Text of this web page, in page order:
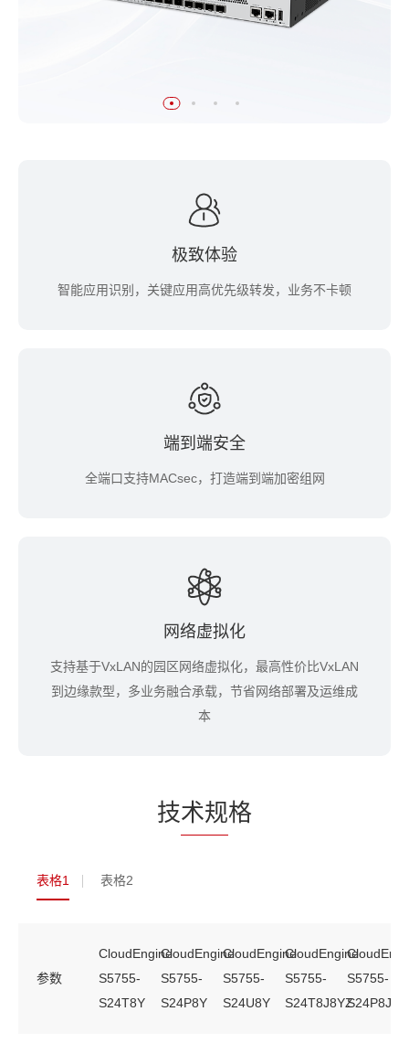
极致体验
智能应用识别，关键应用高优先级转发，业务不卡顿
端到端安全
全端口支持MACsec，打造端到端加密组网
网络虚拟化
支持基于VxLAN的园区网络虚拟化，最高性价比VxLAN
到边缘款型，多业务融合承载，节省网络部署及运维成
本
技术规格
表格1 表格2
参数
CloudEngine
S5755-
S24T8Y
CloudEngine
S5755-
S24P8Y
CloudEngine
S5755-
S24U8Y
CloudEngine
S5755-
S24T8J8YZ
S5755-